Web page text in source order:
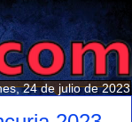
24 de julio de 2023